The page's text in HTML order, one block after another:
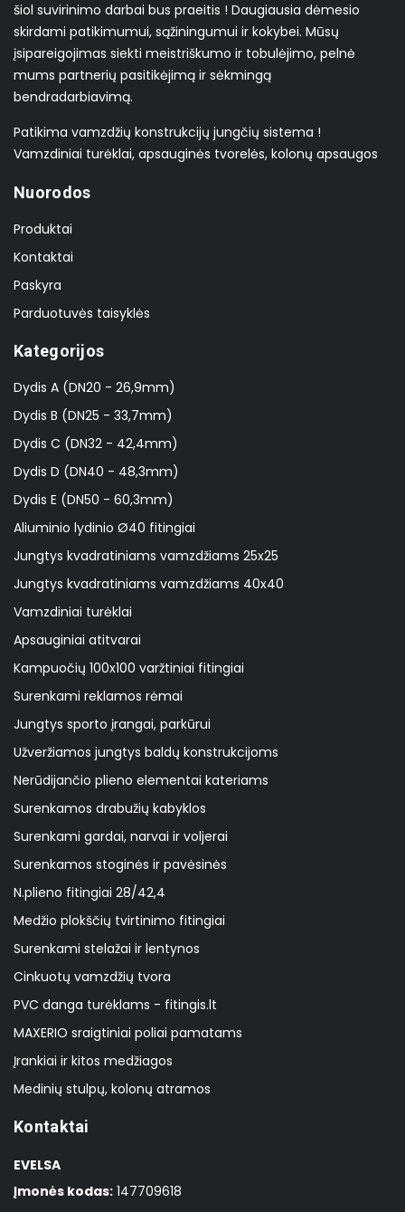
šiol suvirinimo darbai bus praeitis ! Daugiausia dėmesio
skirdami patikimumui, sąžiningumui ir kokybei. Mūsų
įsipareigojimas siekti meistriškumo ir tobulėjimo, pelnė
mums partnerių pasitikėjimą ir sėkmingą
bendradarbiavimą.
Patikima vamzdžių konstrukcijų jungčių sistema !
Vamzdiniai turėklai, apsauginės tvorelės, kolonų apsaugos
Nuorodos
Produktai
Kontaktai
Paskyra
Parduotuvės taisyklės
Kategorijos
Dydis A (DN20 - 26,9mm)
Dydis B (DN25 - 33,7mm)
Dydis C (DN32 - 42,4mm)
Dydis D (DN40 - 48,3mm)
Dydis E (DN50 - 60,3mm)
Aliuminio lydinio Ø40 fitingiai
Jungtys kvadratiniams vamzdžiams 25x25
Jungtys kvadratiniams vamzdžiams 40x40
Vamzdiniai turėklai
Apsauginiai atitvarai
Kampuočių 100x100 varžtiniai fitingiai
Surenkami reklamos rėmai
Jungtys sporto įrangai, parkūrui
Užveržiamos jungtys baldų konstrukcijoms
Nerūdijančio plieno elementai kateriams
Surenkamos drabužių kabyklos
Surenkami gardai, narvai ir voljerai
Surenkamos stoginės ir pavėsinės
N.plieno fitingiai 28/42,4
Medžio plokščių tvirtinimo fitingiai
Surenkami stelažai ir lentynos
Cinkuotų vamzdžių tvora
PVC danga turėklams - fitingis.lt
MAXERIO sraigtiniai poliai pamatams
Įrankiai ir kitos medžiagos
Medinių stulpų, kolonų atramos
Kontaktai
EVELSA
Įmonės kodas: 147709618